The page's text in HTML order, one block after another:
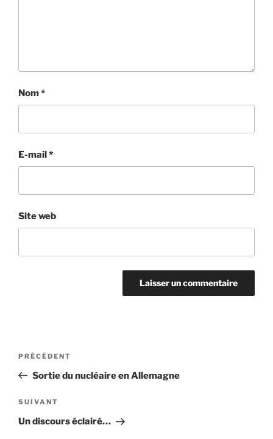
Nom*
E-mail*
Site web
Navigation
l’article
Article
précédent
PRÉCÉDENT
Sortie du nucléaire en Allemagne
Article
suivant
SUIVANT
Un discours éclairé…